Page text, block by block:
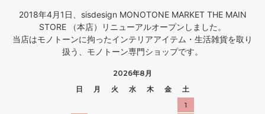
2018年4月1日、sisdesign MONOTONE MARKET THE MAIN
STORE （本店）リニューアルオープンしました。
当店はモノトーンに拘ったインテリアアイテム・生活雑貨を取り
扱う、モノトーン専門ショップです。
2026年8月
日
月 火 水 木 金
土
1